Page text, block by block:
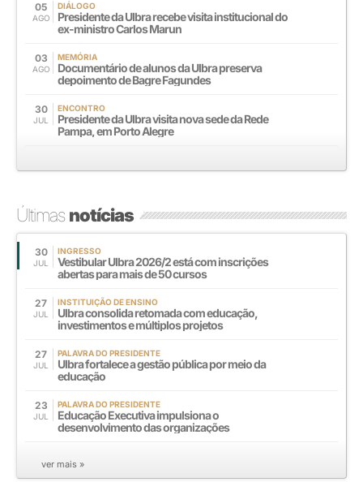
05
AGO
DIÁLOGO
Presidente da Ulbra recebe visita institucional do
ex-ministro Carlos Marun
03
AGO
MEMÓRIA
Documentário de alunos da Ulbra preserva
depoimento de Bagre Fagundes
30
JUL
ENCONTRO
Presidente da Ulbra visita nova sede da Rede
Pampa, em Porto Alegre
Últimasnotícias
30
JUL
INGRESSO
Vestibular Ulbra 2026/2 está com inscrições
abertas para mais de 50 cursos
27
JUL
INSTITUIÇÃO DE ENSINO
Ulbra consolida retomada com educação,
investimentos e múltiplos projetos
27
JUL
PALAVRA DO PRESIDENTE
Ulbra fortalece a gestão pública por meio da
educação
23
JUL
PALAVRA DO PRESIDENTE
Educação Executiva impulsiona o
desenvolvimento das organizações
ver mais »